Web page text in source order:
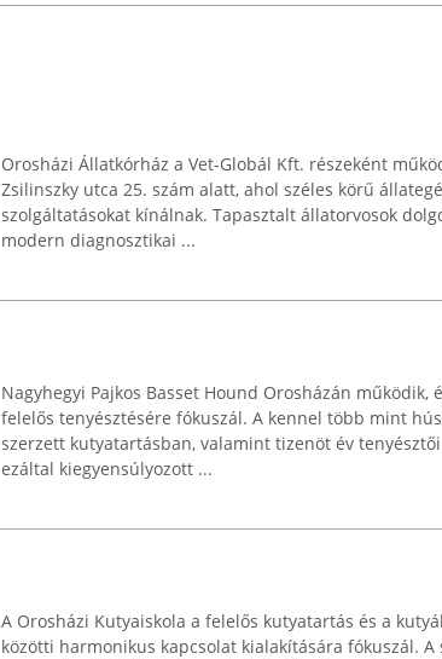
Orosházi Állatkórház a Vet-Globál Kft. részeként
Zsilinszky utca 25. szám alatt, ahol széles körű
szolgáltatásokat kínálnak. Tapasztalt állatorvosok
modern diagnosztikai ...
Nagyhegyi Pajkos Basset Hound Orosházán működik,
felelős tenyésztésére fókuszál. A kennel több mint
szerzett kutyatartásban, valamint tizenöt év
ezáltal kiegyensúlyozott ...
A Orosházi Kutyaiskola a felelős kutyatartás és a
közötti harmonikus kapcsolat kialakítására fókuszál. A